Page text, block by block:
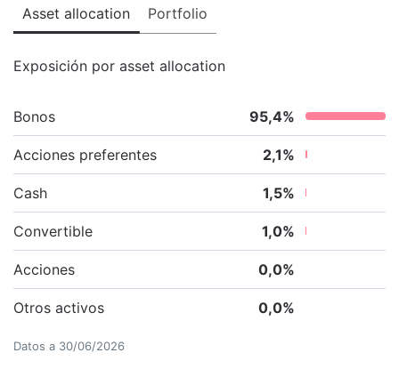
Asset allocation Portfolio
Exposición por asset allocation
Bonos 95,4%
Acciones preferentes 2,1%
Cash 1,5%
Convertible 1,0%
Acciones 0,0%
Otros activos 0,0%
Datos a 30/06/2026